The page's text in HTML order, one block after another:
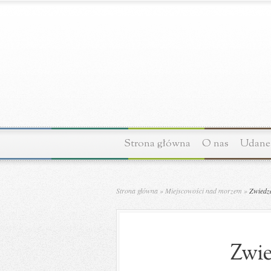
Strona główna O nas
Strona główna » Miejscowości nad morzem »